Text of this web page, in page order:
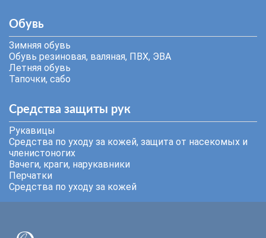
Обувь
Зимняя обувь
Обувь резиновая, валяная, ПВХ, ЭВА
Летняя обувь
Тапочки, сабо
Средства защиты рук
Рукавицы
Средства по уходу за кожей, защита от насекомых и
членистоногих
Вачеги, краги, нарукавники
Перчатки
Средства по уходу за кожей